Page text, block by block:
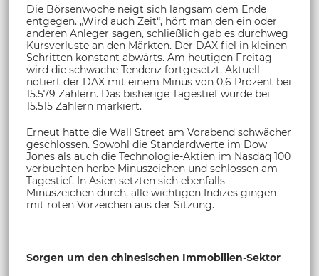
Die Börsenwoche neigt sich langsam dem Ende
entgegen. „Wird auch Zeit“, hört man den ein oder
anderen Anleger sagen, schließlich gab es durchweg
Kursverluste an den Märkten. Der DAX fiel in kleinen
Schritten konstant abwärts. Am heutigen Freitag
wird die schwache Tendenz fortgesetzt. Aktuell
notiert der DAX mit einem Minus von 0,6 Prozent bei
15.579 Zählern. Das bisherige Tagestief wurde bei
15.515 Zählern markiert.
Erneut hatte die Wall Street am Vorabend schwächer
geschlossen. Sowohl die Standardwerte im Dow
Jones als auch die Technologie-Aktien im Nasdaq 100
verbuchten herbe Minuszeichen und schlossen am
Tagestief. In Asien setzten sich ebenfalls
Minuszeichen durch, alle wichtigen Indizes gingen
mit roten Vorzeichen aus der Sitzung.
Sorgen um den chinesischen Immobilien-Sektor